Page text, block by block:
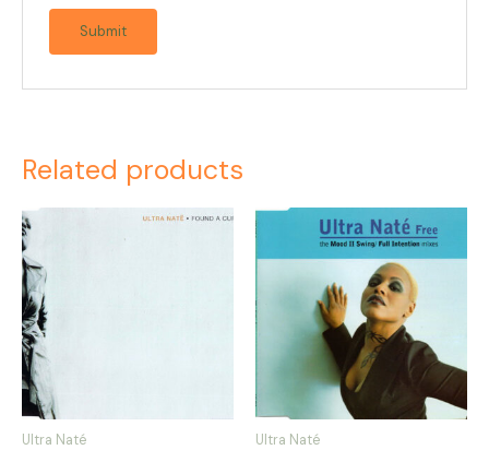
Related products
Ultra Naté Ultra Naté